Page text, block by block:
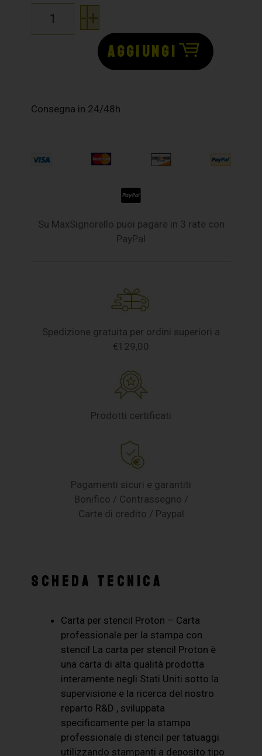
-+
AGGIUNGI
Consegna in 24/48h
Su MaxSignorello puoi pagare in 3 rate con
PayPal
Spedizione gratuita per ordini superiori a
€129,00
Prodotti certificati
Pagamenti sicuri e garantiti
Bonifico / Contrassegno /
Carte di credito / Paypal
SCHEDA TECNICA
Carta per stencil Proton – Carta
professionale per la stampa con
stencil La carta per stencil Proton è
una carta di alta qualità prodotta
interamente negli Stati Uniti sotto la
supervisione e la ricerca del nostro
reparto R&D , sviluppata
specificamente per la stampa
professionale di stencil per tatuaggi
utilizzando stampanti a deposito tipo